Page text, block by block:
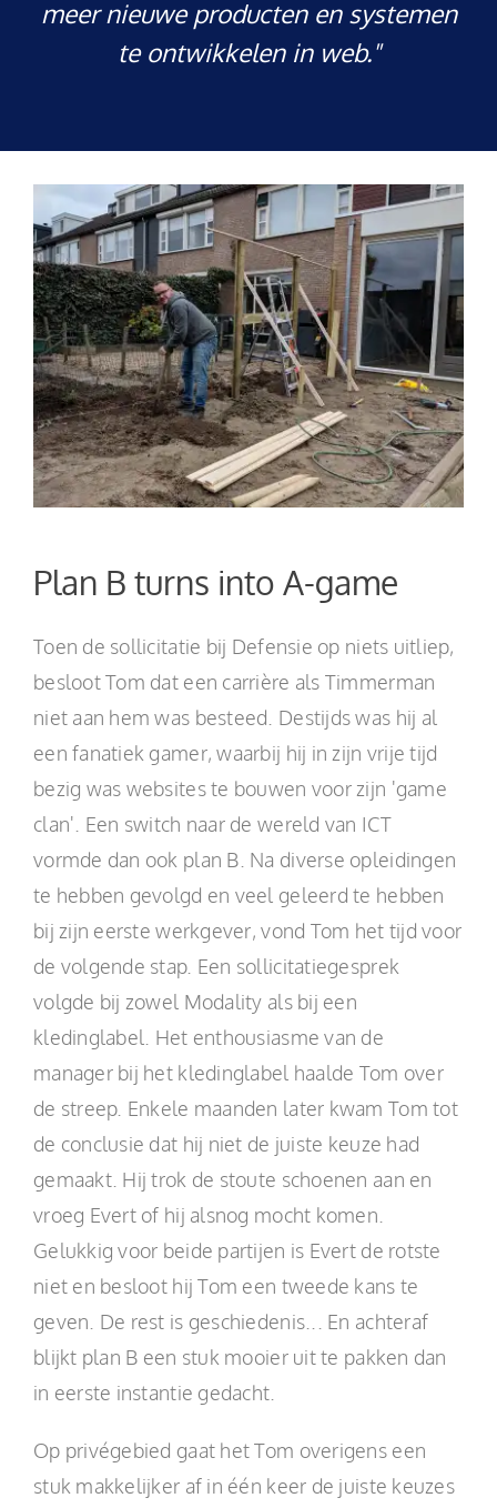
meer nieuwe producten en systemen
te ontwikkelen in web."
Plan B turns into A-game
Toen de sollicitatie bij Defensie op niets uitliep,
besloot Tom dat een carrière als Timmerman
niet aan hem was besteed. Destijds was hij al
een fanatiek gamer, waarbij hij in zijn vrije tijd
bezig was websites te bouwen voor zijn 'game
clan'. Een switch naar de wereld van ICT
vormde dan ook plan B. Na diverse opleidingen
te hebben gevolgd en veel geleerd te hebben
bij zijn eerste werkgever, vond Tom het tijd voor
de volgende stap. Een sollicitatiegesprek
volgde bij zowel Modality als bij een
kledinglabel. Het enthousiasme van de
manager bij het kledinglabel haalde Tom over
de streep. Enkele maanden later kwam Tom tot
de conclusie dat hij niet de juiste keuze had
gemaakt. Hij trok de stoute schoenen aan en
vroeg Evert of hij alsnog mocht komen.
Gelukkig voor beide partijen is Evert de rotste
niet en besloot hij Tom een tweede kans te
geven. De rest is geschiedenis... En achteraf
blijkt plan B een stuk mooier uit te pakken dan
in eerste instantie gedacht.
Op privégebied gaat het Tom overigens een
stuk makkelijker af in één keer de juiste keuzes